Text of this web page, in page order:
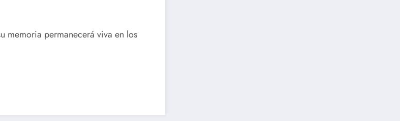
memoria permanecerá viva en los